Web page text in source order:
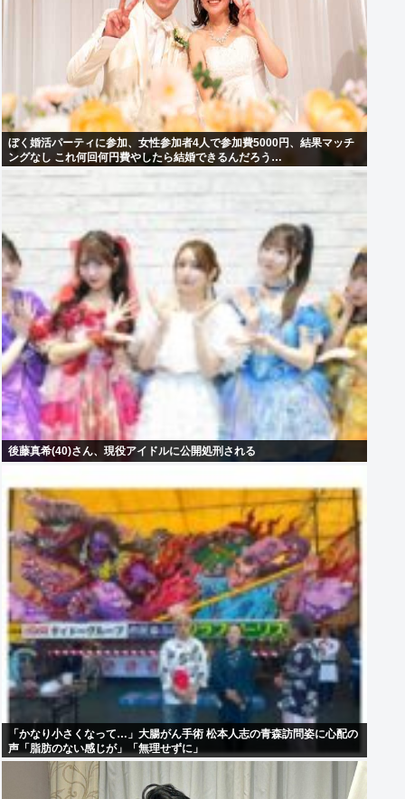
ぼく婚活パーティに参加、女性参加者4人で参加費5000円、結果マッチ
ングなし これ何回何円費やしたら結婚できるんだろう…
後藤真希(40)さん、現役アイドルに公開処刑される
「かなり小さくなって…」大腸がん手術 松本人志の青森訪問姿に心配の
声「脂肪のない感じが」「無理せずに」